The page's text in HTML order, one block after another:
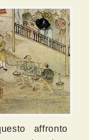
affronto